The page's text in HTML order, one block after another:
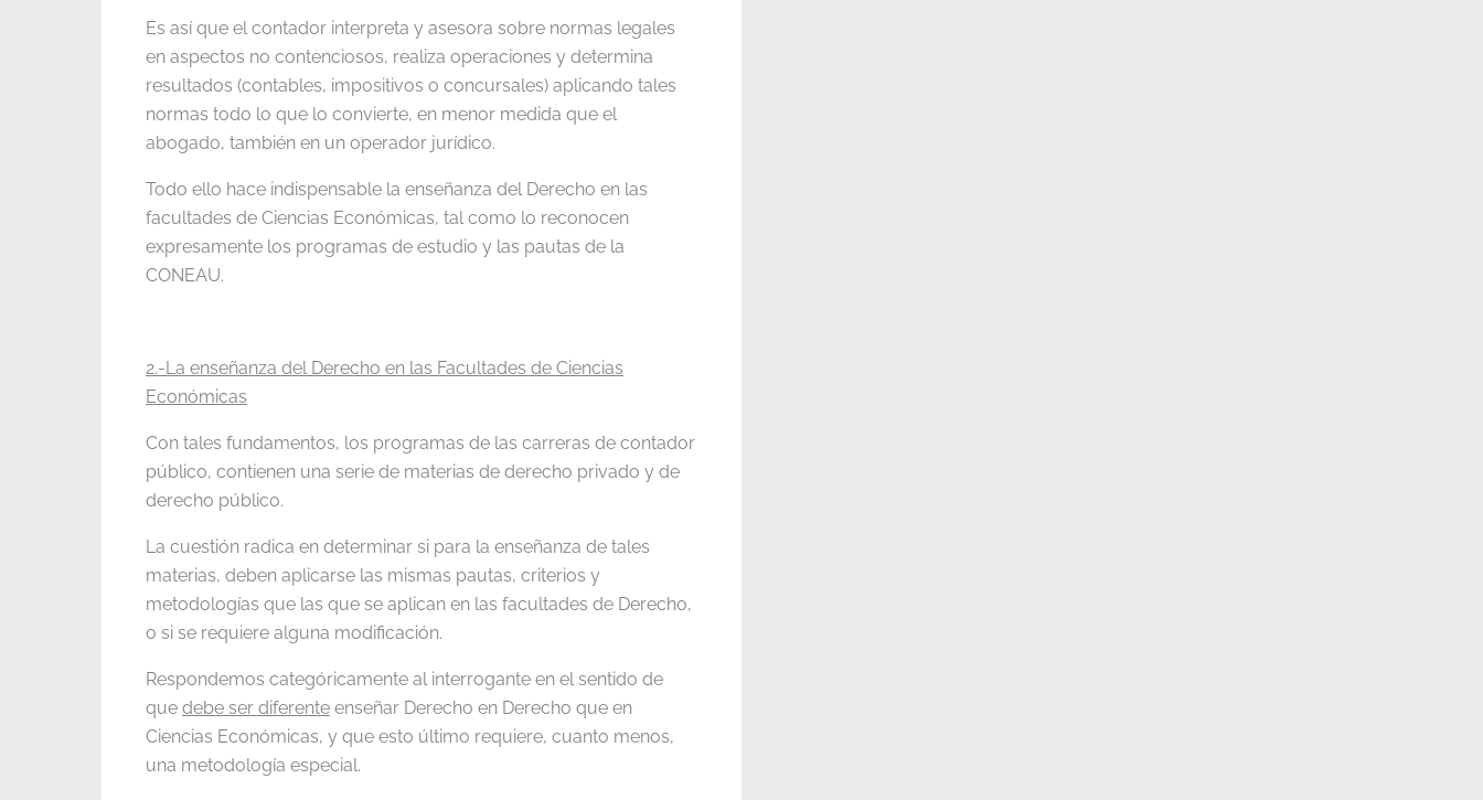
Es así que el contador interpreta y asesora sobre normas legales
en aspectos no contenciosos, realiza operaciones y determina
resultados (contables, impositivos o concursales) aplicando tales
normas todo lo que lo convierte, en menor medida que el
abogado, también en un operador jurídico.
Todo ello hace indispensable la enseñanza del Derecho en las
facultades de Ciencias Económicas, tal como lo reconocen
expresamente los programas de estudio y las pautas de la
CONEAU.
2.-La enseñanza del Derecho en las Facultades de Ciencias
Económicas
Con tales fundamentos, los programas de las carreras de contador
público, contienen una serie de materias de derecho privado y de
derecho público.
La cuestión radica en determinar si para la enseñanza de tales
materias, deben aplicarse las mismas pautas, criterios y
metodologías que las que se aplican en las facultades de Derecho,
o si se requiere alguna modificación.
Respondemos categóricamente al interrogante en el sentido de
que debe ser diferente enseñar Derecho en Derecho que en
Ciencias Económicas, y que esto último requiere, cuanto menos,
una metodología especial.